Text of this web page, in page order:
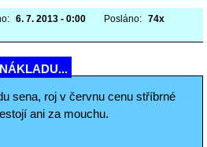
6. 7. 2013 - 0:00 Posláno: 74x
sena, roj v červnu cenu stříbrné
ani za mouchu.